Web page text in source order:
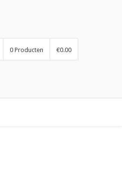
0 Producten €0.00